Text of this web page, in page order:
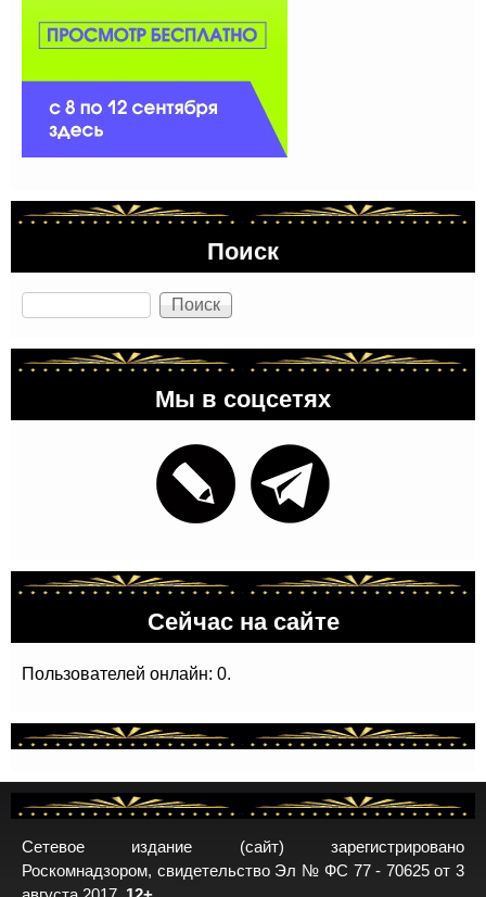
Поиск
Поиск
Мы в соцсетях
Сейчас на сайте
Пользователей онлайн: 0.
Сетевое издание (сайт) зарегистрировано
Роскомнадзором, свидетельство Эл № ФС 77 - 70625 от 3